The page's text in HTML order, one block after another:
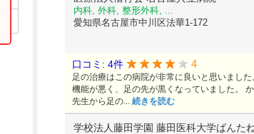
内科, 外科, 整形外科, ...
愛知県名古屋市中川区法華1-172
口コミ: 4件 4
足の治療はこの病院が非常に良いと思いまし
機能が悪く、足の先が黒くなっていました。
先生から足の... 続きを読む
学校法人藤田学園 藤田医科大学ばんた